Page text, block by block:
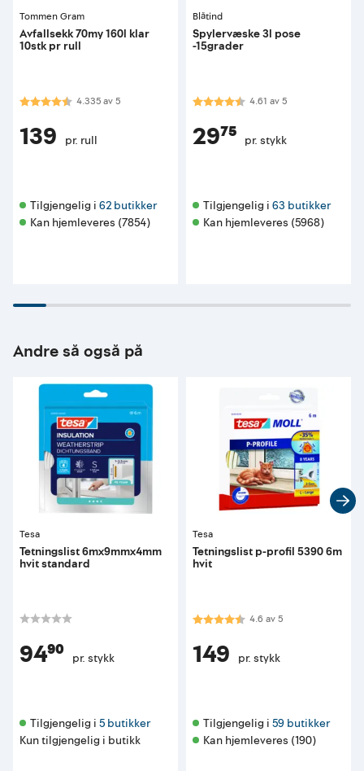
Tommen Gram
Avfallsekk 70my 160l klar
10stk pr rull
Karakter:4.3 av 5 mulige
4.335av5
139 pr. rull
Tilgjengelig i 62 butikker
Kan hjemleveres (7854)
Blåtind
Spylervæske 3l pose
-15grader
Karakter:4.6 av 5 mulige
4.61 av5
29⁷⁵ pr. stykk
Tilgjengelig i 63 butikker
Kan hjemleveres (5968)
Andre så også på
Tesa
Tetningslist 6mx9mmx4mm
hvit standard
94⁹⁰ pr. stykk
Tilgjengelig i 5 butikker
Kun tilgjengelig i butikk
Tesa
Tetningslist p-profil 5390 6m
hvit
Karakter:4.6 av 5 mulige
4.6 av5
149 pr. stykk
Tilgjengelig i 59 butikker
Kan hjemleveres (190)